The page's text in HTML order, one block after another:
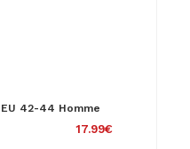
42-44 Homme
17.99€